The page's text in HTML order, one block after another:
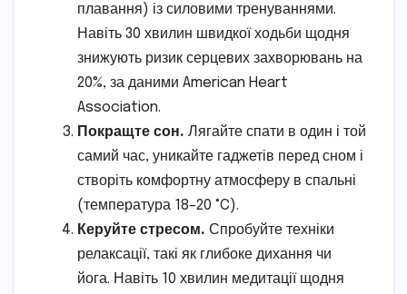
плавання) із силовими тренуваннями.
Навіть 30 хвилин швидкої ходьби щодня
знижують ризик серцевих захворювань на
20%, за даними American Heart
Association.
Покращте сон. Лягайте спати в один і той
самий час, уникайте гаджетів перед сном і
створіть комфортну атмосферу в спальні
(температура 18–20 °C).
Керуйте стресом. Спробуйте техніки
релаксації, такі як глибоке дихання чи
йога. Навіть 10 хвилин медитації щодня